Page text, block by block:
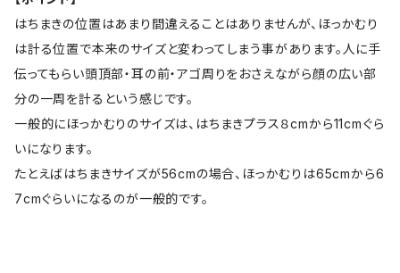
はちまきの位置はあまり間違えることはありませんが、ほっかむり
は計る位置で本来のサイズと変わってしまう事があります。人に手
伝ってもらい頭頂部・耳の前・アゴ周りをおさえながら顔の広い部
分の一周を計るという感じです。
一般的にほっかむりのサイズは、はちまきプラス８cmから11cmぐら
いになります。
たとえばはちまきサイズが56cmの場合、ほっかむりは65cmから6
7cmぐらいになるのが一般的です。